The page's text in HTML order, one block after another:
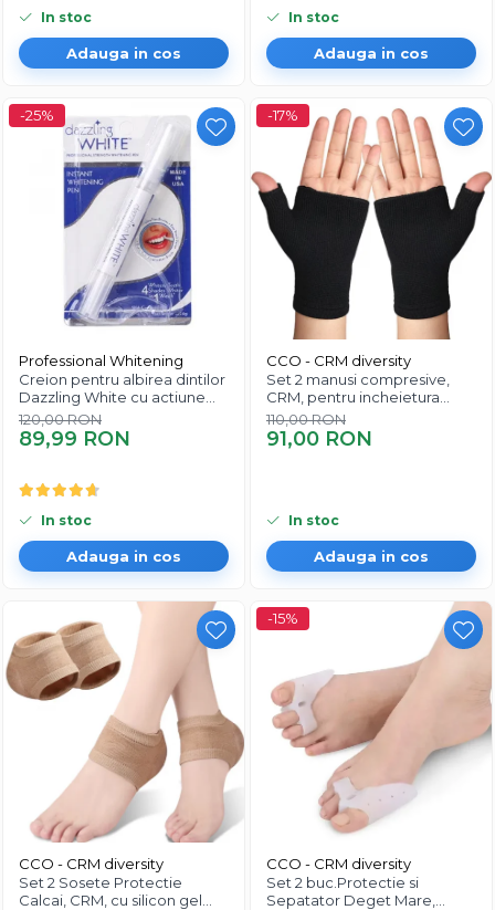
In stoc
Adauga in cos
In stoc
Adauga in cos
-25%
Professional Whitening
Creion pentru albirea dintilor
Dazzling White cu actiune
rapida
120,00 RON
89,99 RON
In stoc
Adauga in cos
-17%
CCO - CRM diversity
Set 2 manusi compresive,
CRM, pentru incheietura
mainii, protectie carpiana,
atenuarea durerii in entorsa,
elastice, unisex, negru
110,00 RON
91,00 RON
In stoc
Adauga in cos
CCO - CRM diversity
Set 2 Sosete Protectie
Calcai, CRM, cu silicon gel
-15%
CCO - CRM diversity
Set 2 buc.Protectie si
Sepatator Deget Mare,